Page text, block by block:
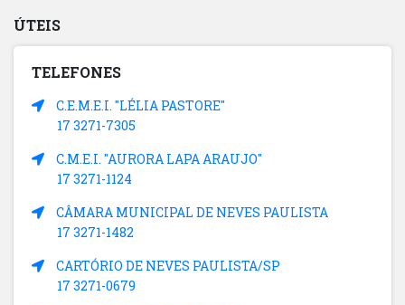
ÚTEIS
TELEFONES
C.E.M.E.I. "LÉLIA PASTORE"
17 3271-7305
C.M.E.I. "AURORA LAPA ARAUJO"
17 3271-1124
CÂMARA MUNICIPAL DE NEVES PAULISTA
17 3271-1482
CARTÓRIO DE NEVES PAULISTA/SP
17 3271-0679